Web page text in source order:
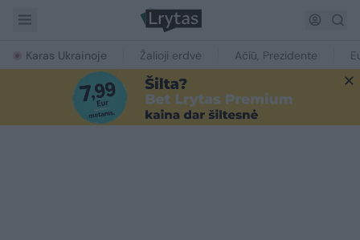
Karas Ukrainoje Žalioji erdvė Ačiū, Prezidente